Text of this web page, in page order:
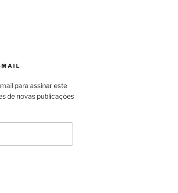
MAIL
para assinar este
de novas publicações